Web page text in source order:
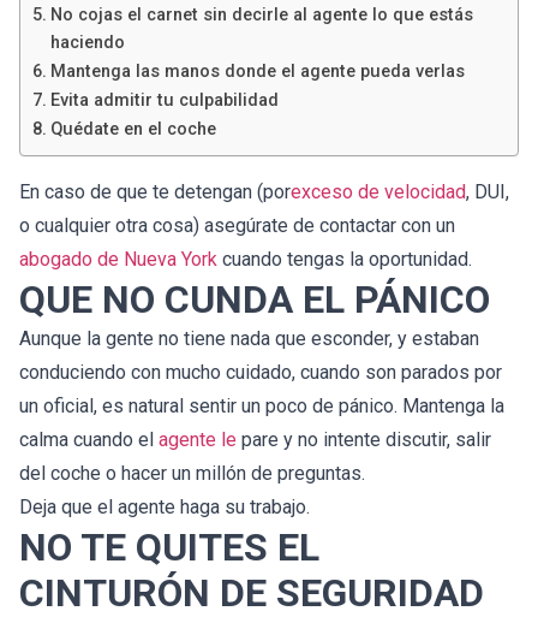
No cojas el carnet sin decirle al agente lo que estás
haciendo
Mantenga las manos donde el agente pueda verlas
Evita admitir tu culpabilidad
Quédate en el coche
En caso de que te detengan (porexceso de velocidad, DUI,
o cualquier otra cosa) asegúrate de contactar con un
abogado de Nueva York cuando tengas la oportunidad.
QUE NO CUNDA EL PÁNICO
Aunque la gente no tiene nada que esconder, y estaban
conduciendo con mucho cuidado, cuando son parados por
un oficial, es natural sentir un poco de pánico. Mantenga la
calma cuando el agente le pare y no intente discutir, salir
del coche o hacer un millón de preguntas.
Deja que el agente haga su trabajo.
NO TE QUITES EL
CINTURÓN DE SEGURIDAD